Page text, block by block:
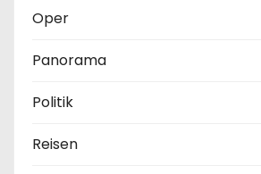
Oper
Panorama
Politik
Reisen